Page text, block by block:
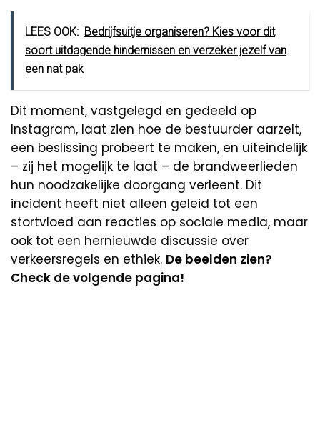
LEES OOK: Bedrijfsuitje organiseren? Kies voor dit
soort uitdagende hindernissen en verzeker jezelf van
een nat pak
Dit moment, vastgelegd en gedeeld op
Instagram, laat zien hoe de bestuurder aarzelt,
een beslissing probeert te maken, en uiteindelijk
– zij het mogelijk te laat – de brandweerlieden
hun noodzakelijke doorgang verleent. Dit
incident heeft niet alleen geleid tot een
stortvloed aan reacties op sociale media, maar
ook tot een hernieuwde discussie over
verkeersregels en ethiek. De beelden zien?
Check de volgende pagina!